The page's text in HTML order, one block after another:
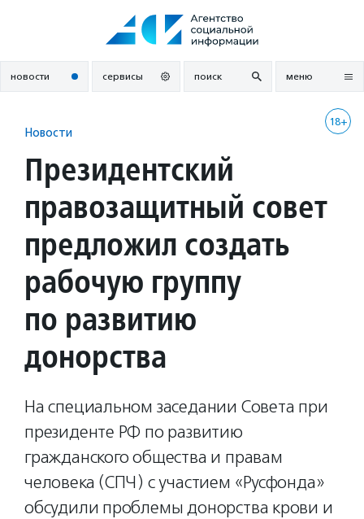
новости сервисы поиск меню
18+
Новости
Президентский
правозащитный совет
предложил создать
рабочую группу
по развитию
донорства
На специальном заседании Совета при
президенте РФ по развитию
гражданского общества и правам
человека (СПЧ) с участием «Русфонда»
обсудили проблемы донорства крови и